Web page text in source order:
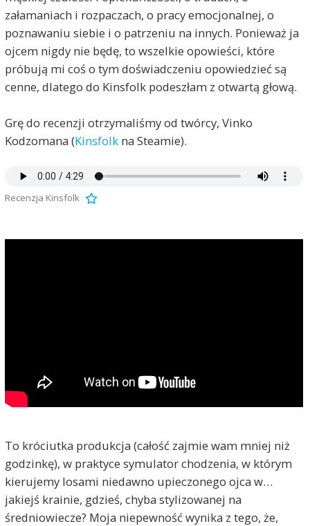
załamaniach i rozpaczach, o pracy emocjonalnej, o
poznawaniu siebie i o patrzeniu na innych. Ponieważ ja
ojcem nigdy nie będę, to wszelkie opowieści, które
próbują mi coś o tym doświadczeniu opowiedzieć są
cenne, dlatego do Kinsfolk podeszłam z otwartą głową.
Grę do recenzji otrzymaliśmy od twórcy, Vinko
Kodzomana (Kinsfolkna Steamie).
Recenzja Kinsfolk
To króciutka produkcja (całość zajmie wam mniej niż
godzinkę), w praktyce symulator chodzenia, w którym
kierujemy losami niedawno upieczonego ojca w…
jakiejś krainie, gdzieś, chyba stylizowanej na
średniowiecze? Moja niepewność wynika z tego, że,